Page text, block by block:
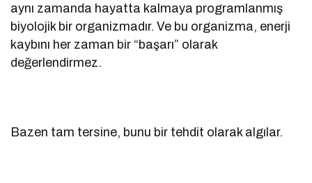
aynı zamanda hayatta kalmaya programlanmış
biyolojik bir organizmadır. Ve bu organizma, enerji
kaybını her zaman bir “başarı” olarak
değerlendirmez.
Bazen tam tersine, bunu bir tehdit olarak algılar.